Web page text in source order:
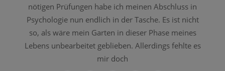
nötigen Prüfungen habe ich meinen Abschluss in
Psychologie nun endlich in der Tasche. Es ist nicht
so, als wäre mein Garten in dieser Phase meines
Lebens unbearbeitet geblieben. Allerdings fehlte es
mir doch